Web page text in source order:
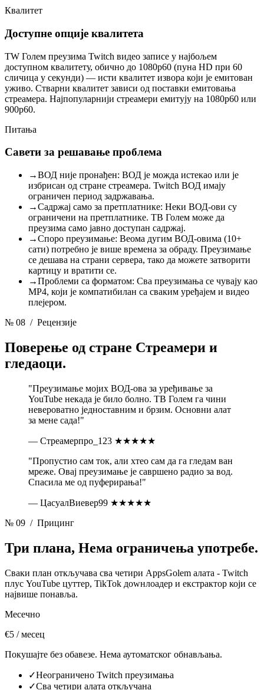
Квалитет
Доступне опције квалитета
ТW Голем преузима Twitch видео записе у најбољем
доступном квалитету, обично до 1080p60 (пуна HD при 60
сличица у секунди) — исти квалитет извора који је емитован
уживо. Стварни квалитет зависи од поставки емитовања
стреамера. Најпопуларнији стреамери емитују на 1080p60 или
900p60.
Питања
Савети за решавање проблема
→ВОД није пронађен: ВОД је можда истекао или је
избрисан од стране стреамера. Twitch ВОД имају
ограничен период задржавања.
→Садржај само за претплатнике: Неки ВОД-ови су
ограничени на претплатнике. ТВ Голем може да
преузима само јавно доступан садржај.
→Споро преузимање: Веома дугим ВОД-овима (10+
сати) потребно је више времена за обраду. Преузимање
се дешава на страни сервера, тако да можете затворити
картицу и вратити се.
→Проблеми са форматом: Сва преузимања се чувају као
MP4, који је компатибилан са сваким уређајем и видео
плејером.
№ 08 / Рецензије
Поверење од стране Стреамери и
гледаоци.
"Преузимање мојих ВОД-ова за уређивање за
YouTube некада је било болно. ТВ Голем га чини
невероватно једноставним и брзим. Основни алат
за мене сада!"
— Стреамерпро_123 ★★★★★
"Пропустио сам ток, али хтео сам да га гледам ван
мреже. Овај преузимање је савршено радио за вод.
Спасила ме од пуферирања!"
— ЦасуалВиевер99 ★★★★★
№ 09 / Прицинг
Три плана, Нема ограничења употребе.
Сваки план откључава сва четири AppsGolem алата - Twitch
плус YouTube цуттер, TikTok доwнлоадер и екстрактор који се
највише понавља.
Месечно
€5 / месец
Покушајте без обавезе. Нема аутоматског обнављања.
✓Неограничено Twitch преузимања
✓Сва четири алата откључана